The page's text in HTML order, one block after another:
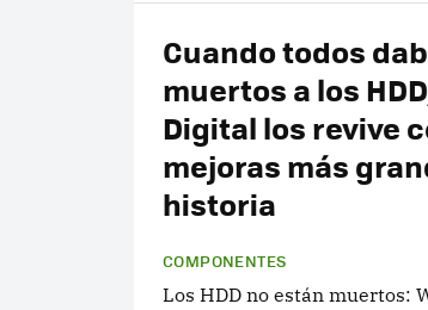
Cuando todos
muertos a los
Digital los revive
mejoras más
historia
COMPONENTES
Los HDD no están muertos: